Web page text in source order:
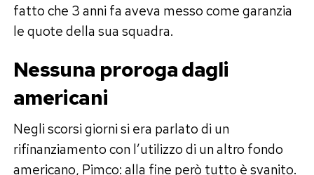
fatto che 3 anni fa aveva messo come garanzia
le quote della sua squadra.
Nessuna proroga dagli
americani
Negli scorsi giorni si era parlato di un
rifinanziamento con l’utilizzo di un altro fondo
americano, Pimco: alla fine però tutto è svanito.